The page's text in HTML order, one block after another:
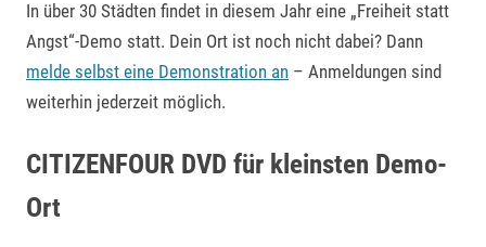
In über 30 Städten findet in diesem Jahr eine „Freiheit statt
Angst“-Demo statt. Dein Ort ist noch nicht dabei? Dann
melde selbst eine Demonstration an – Anmeldungen sind
weiterhin jederzeit möglich.
CITIZENFOUR DVD für kleinsten Demo-
Ort